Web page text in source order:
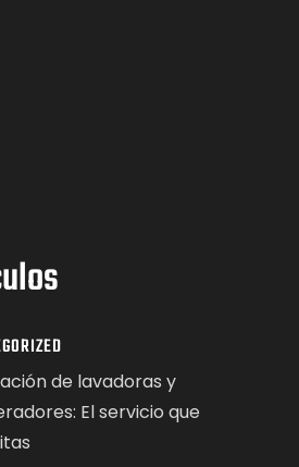
de lavadoras y
El servicio que